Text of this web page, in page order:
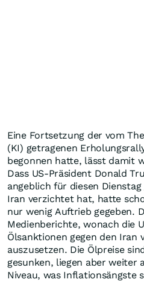
Eine Fortsetzung der vom
(KI) getragenen
begonnen hatte, lässt damit
Dass US-Präsident Donald
angeblich für diesen
Iran verzichtet hat, hatte
nur wenig Auftrieb gegeben.
Medienberichte, wonach die
Ölsanktionen gegen den Iran
auszusetzen. Die Ölpreise
gesunken, liegen aber weiter
Niveau, was Inflationsängste